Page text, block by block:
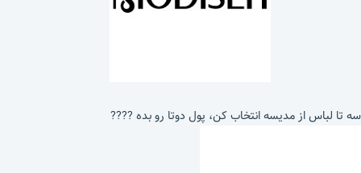
سه تا لباس از مدیسه انتخاب کن، پول دوتا رو بده ????